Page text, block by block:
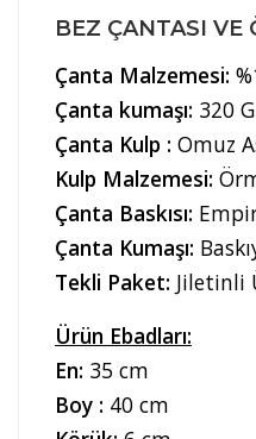
BEZ ÇANTASI VE
Çanta Malzemesi:
Çanta kumaşı: 320
Çanta Kulp : Omuz
Kulp Malzemesi:
Çanta Baskısı:
Çanta Kumaşı:
Tekli Paket: Jiletinli
Ürün Ebadları:
En: 35 cm
Boy : 40 cm